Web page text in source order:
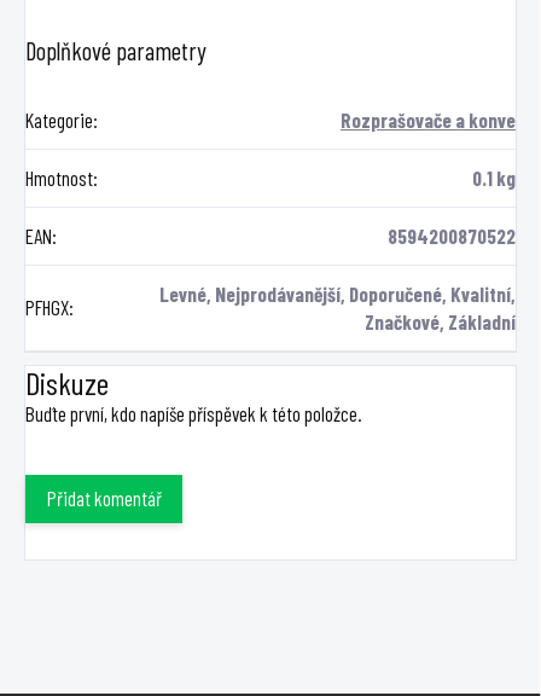
Doplňkové parametry
Kategorie: Rozprašovače a konve
Hmotnost: 0.1 kg
EAN: 8594200870522
PFHGX:
Levné, Nejprodávanější, Doporučené, Kvalitní,
Značkové, Základní
Diskuze
Buďte první, kdo napíše příspěvek k této položce.
Přidat komentář